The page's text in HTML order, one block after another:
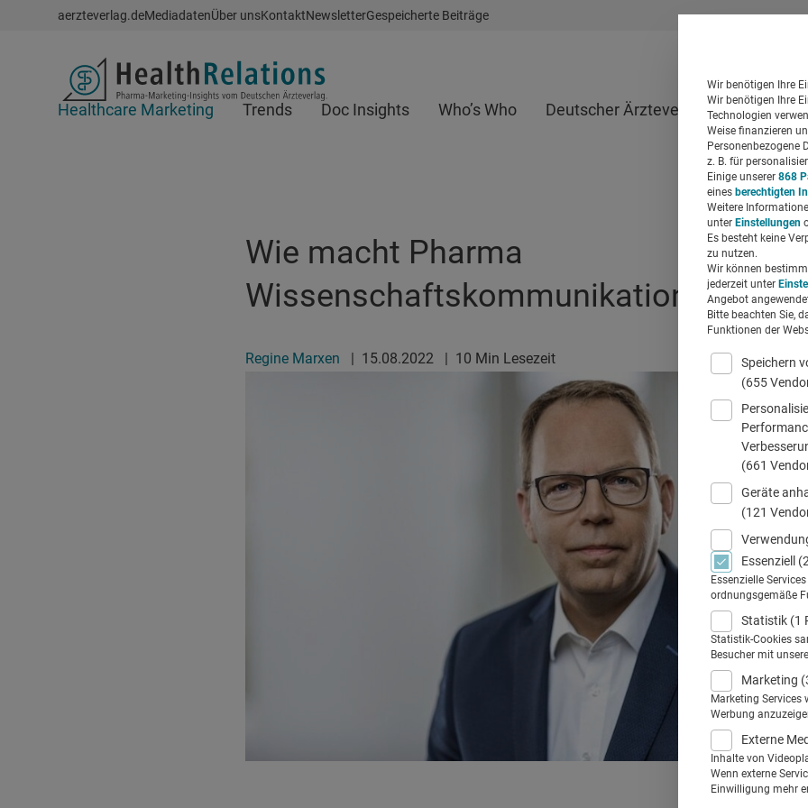
Schnellzugriff
aerzteverlag.deMediadatenÜber unsKontaktNewsletterGespeicherte Beiträge
Header
Healthcare Marketing Trends Doc Insights Who’s Who Deutscher Ärzteverlag
Wie macht Pharma
Wissenschaftskommunikation
Regine Marxen | 15.08.2022 | 10 Min Lesezeit
Wir benötigen Ihre
Wir benötigen Ihre
Technologien
Weise finanzieren
Personenbezogene
z. B. für
Einige unserer 868
eines berechtigten
Weitere
unter Einstellungen
Es besteht keine
zu nutzen.
Wir können
jederzeit unter
Angebot
Bitte beachten Sie,
Funktionen der
Speichern
(655
(661
Geräte
(121
Essenziell
Essenzielle
ordnungsgemäße
Statistik (1
Statistik-Cookies
Besucher mit
Marketing
Marketing
Werbung
Externe
Inhalte von
Wenn externe
Einwilligung mehr